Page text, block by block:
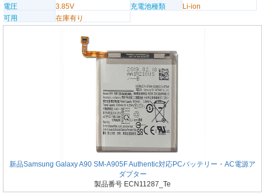
電圧
3.85V 充電池種類
Li-ion
可用
在庫有り
新品Samsung Galaxy A90 SM-A905F Authentic対応PCバッテリー・AC電源ア
ダプター
製品番号 ECN11287_Te